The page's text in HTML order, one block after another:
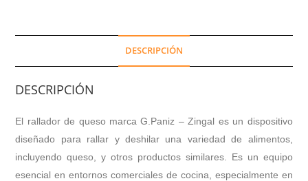
DESCRIPCIÓN
DESCRIPCIÓN
El rallador de queso marca G.Paniz – Zingal es un dispositivo
diseñado para rallar y deshilar una variedad de alimentos,
incluyendo queso, y otros productos similares. Es un equipo
esencial en entornos comerciales de cocina, especialmente en